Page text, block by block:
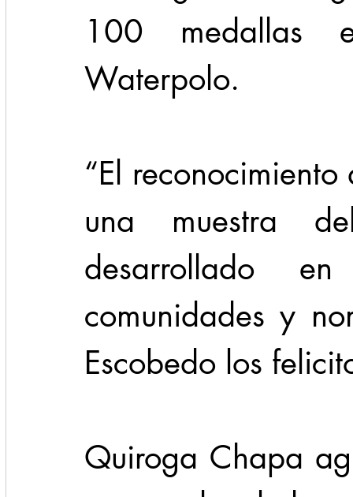
100 medallas
Waterpolo.
“El
una muestra
desarrollado
comunidades y
Escobedo los
Quiroga Chapa